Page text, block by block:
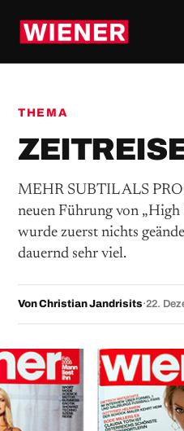
THEMA
MEHR SUBTIL ALS
neuen Führung von „High
wurde zuerst nichts
dauernd sehr viel.
Von Christian Jandrisits·22.